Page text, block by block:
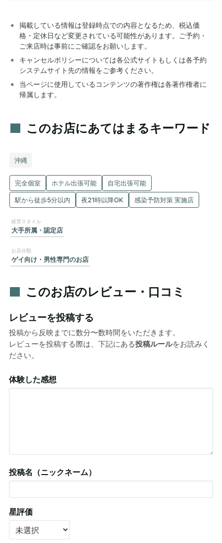
掲載している情報は登録時点での内容となるため、税込価
格・定休日など変更されている可能性があります。ご予約・
ご来店時は事前にご確認をお願いします。
キャンセルポリシーについては各公式サイトもしくは各予約
システムサイト先の情報をご参考ください。
当ページに使用しているコンテンツの著作権は各著作権者に
帰属します。
このお店にあてはまるキーワード
沖縄
完全個室 ホテル出張可能 自宅出張可能
駅から徒歩5分以内 夜21時以降OK 感染予防対策 実施店
大手所属・認定店
ゲイ向け・男性専門のお店
このお店のレビュー・口コミ
レビューを投稿する
投稿から反映までに数分〜数時間をいただきます。
レビューを投稿する際は、下記にある投稿ルールをお読みく
ださい。
体験した感想
投稿名（ニックネーム）
星評価